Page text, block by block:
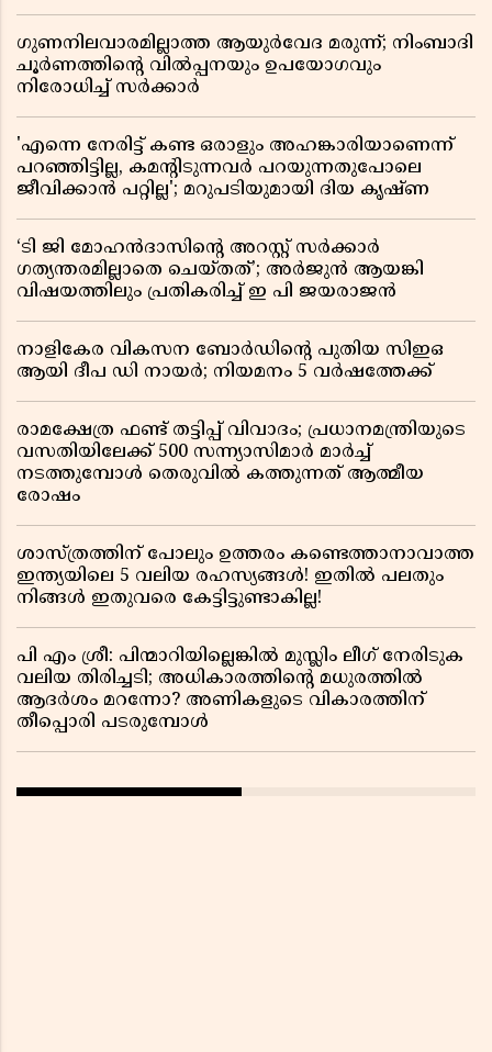
ഗുണനിലവാരമില്ലാത്ത ആയുർവേദ മരുന്ന്; നിംബാദി
ചൂർണത്തിൻ്റെ വിൽപ്പനയും ഉപയോഗവും
നിരോധിച്ച് സർക്കാർ
'എന്നെ നേരിട്ട് കണ്ട ഒരാളും അഹങ്കാരിയാണെന്ന്
പറഞ്ഞിട്ടില്ല, കമൻ്റിടുന്നവർ പറയുന്നതുപോലെ
ജീവിക്കാൻ പറ്റില്ല'; മറുപടിയുമായി ദിയ കൃഷ്ണ
‘ടി ജി മോഹൻദാസിൻ്റെ അറസ്റ്റ് സർക്കാർ
ഗത്യന്തരമില്ലാതെ ചെയ്തത്’; അർജുൻ ആയങ്കി
വിഷയത്തിലും പ്രതികരിച്ച് ഇ പി ജയരാജൻ
നാളികേര വികസന ബോർഡിൻ്റെ പുതിയ സിഇഒ
ആയി ദീപ ഡി നായർ; നിയമനം 5 വർഷത്തേക്ക് ​​​​​​​
രാമക്ഷേത്ര ഫണ്ട് തട്ടിപ്പ് വിവാദം; പ്രധാനമന്ത്രിയുടെ
വസതിയിലേക്ക് 500 സന്ന്യാസിമാർ മാർച്ച്
നടത്തുമ്പോൾ തെരുവിൽ കത്തുന്നത് ആത്മീയ
രോഷം
ശാസ്ത്രത്തിന് പോലും ഉത്തരം കണ്ടെത്താനാവാത്ത
ഇന്ത്യയിലെ 5 വലിയ രഹസ്യങ്ങൾ! ഇതിൽ പലതും
നിങ്ങൾ ഇതുവരെ കേട്ടിട്ടുണ്ടാകില്ല!
പി എം ശ്രീ: പിന്മാറിയില്ലെങ്കിൽ മുസ്ലിം ലീഗ് നേരിടുക
വലിയ തിരിച്ചടി; അധികാരത്തിന്റെ മധുരത്തിൽ
ആദർശം മറന്നോ? അണികളുടെ വികാരത്തിന്
തീപ്പൊരി പടരുമ്പോൾ